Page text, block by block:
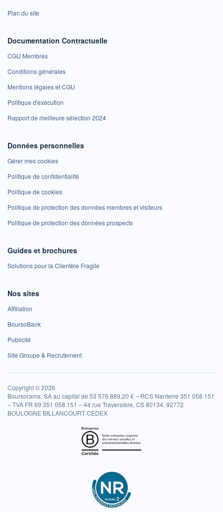
Plan du site
Documentation Contractuelle
CGU Membres
Conditions générales
Mentions légales et CGU
Politique d'exécution
Rapport de meilleure sélection 2024
Données personnelles
Gérer mes cookies
Politique de confidentialité
Politique de cookies
Politique de protection des données membres et visiteurs
Politique de protection des données prospects
Guides et brochures
Solutions pour la Clientèle Fragile
Nos sites
Affiliation
BoursoBank
Publicité
Site Groupe & Recrutement
Copyright © 2026
Boursorama, SA au capital de 53 576 889,20 € – RCS Nanterre 351 058 151
– TVA FR 69 351 058 151 – 44 rue Traversière, CS 80134, 92772
BOULOGNE BILLANCOURT CEDEX